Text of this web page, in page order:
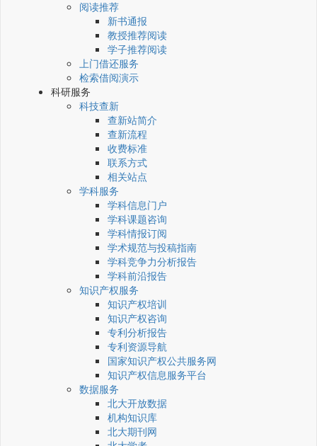
阅读推荐
新书通报
教授推荐阅读
学子推荐阅读
上门借还服务
检索借阅演示
科研服务
科技查新
查新站简介
查新流程
收费标准
联系方式
相关站点
学科服务
学科信息门户
学科课题咨询
学科情报订阅
学术规范与投稿指南
学科竞争力分析报告
学科前沿报告
知识产权服务
知识产权培训
知识产权咨询
专利分析报告
专利资源导航
国家知识产权公共服务网
知识产权信息服务平台
数据服务
北大开放数据
机构知识库
北大期刊网